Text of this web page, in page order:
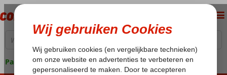
Pakketgarantie